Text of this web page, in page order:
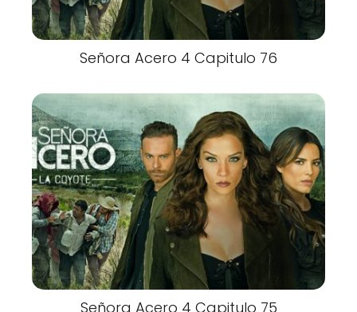
Señora Acero 4 Capitulo 76
Señora Acero 4 Capitulo 75